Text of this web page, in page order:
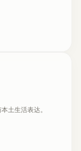
土生活表达。